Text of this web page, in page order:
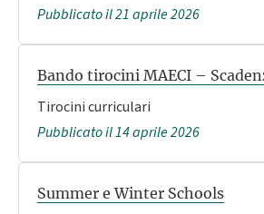
Pubblicato il 21 aprile 2026
Bando tirocini MAECI –
Tirocini curriculari
Pubblicato il 14 aprile 2026
Summer e Winter Schools